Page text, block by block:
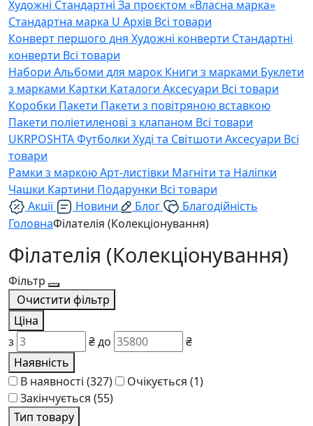
Художні Стандартні За проєктом «Власна марка»
Стандартна марка U Архів Всі товари
Конверт першого дня Художні конверти Стандартні
конверти Всі товари
Набори Альбоми для марок Книги з марками Буклети
з марками Картки Каталоги Аксесуари Всі товари
Коробки Пакети Пакети з повітряною вставкою
Пакети поліетиленові з клапаном Всі товари
UKRPOSHTAФутболки Худі та Світшоти Аксесуари Всі
товари
Рамки з маркоюАрт-листівки Магніти та Наліпки
Чашки Картини Подарунки Всі товари
Акції
Новини Блог
Благодійність
ГоловнаФілателія (Колекціонування)
Філателія (Колекціонування)
Фільтр
Очистити фільтр
Ціна
з
₴до
₴
Наявність
В наявності (327) Очікується (1)
Закінчується (55)
Тип товару